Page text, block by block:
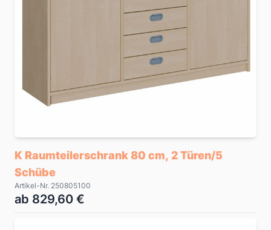
K Raumteilerschrank 80 cm, 2 Türen/5
Schübe
Artikel-Nr. 250805100
ab 829,60 €